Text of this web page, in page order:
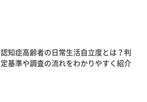
認知症高齢者の日常生活自立度とは？判
定基準や調査の流れをわかりやすく紹介